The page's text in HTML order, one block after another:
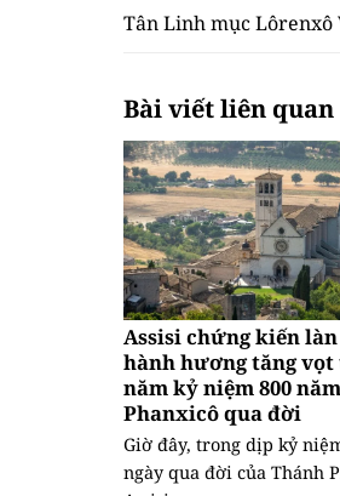
Tân Linh mục
Bài viết liên quan
Assisi chứng kiến làn
hành hương tăng
năm kỷ niệm 800
Phanxicô qua đời
Giờ đây, trong dịp kỷ
ngày qua đời của Thánh